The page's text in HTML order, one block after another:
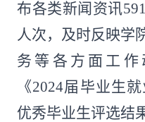
布各类新闻资讯
人次，及时反映学
务等各方面工
《2024届毕业生
优秀毕业生评选结